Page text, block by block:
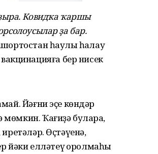
Ковидҡа ҡаршы
ҙа бар.
һаулыҡ һаҡлау
бер нисек
Йәғни эҫе көндәр
Ҡағиҙә булараҡ,
Өҫтәүенә,
йәки елләтеү ҡоролмаһы